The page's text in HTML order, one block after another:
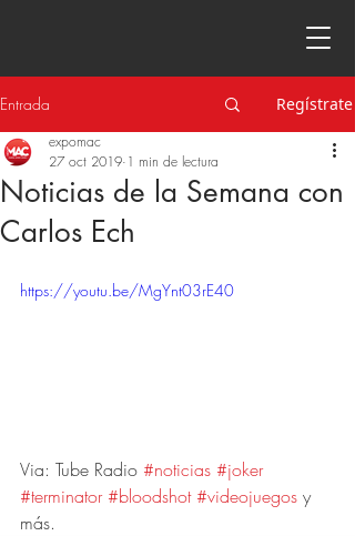
Entrada Regístrate
Noticias de la Semana con
Carlos Ech
expomac
27 oct 2019 1 min de lectura
https://youtu.be/MgYnt03rE40
Via: Tube Radio #noticias #joker
#terminator #bloodshot #videojuegos y
más.